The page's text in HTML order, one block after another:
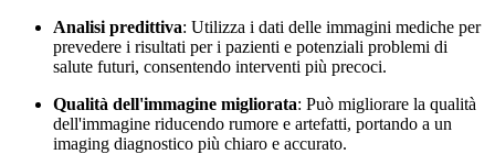
Analisi predittiva: Utilizza i dati delle immagini mediche per
prevedere i risultati per i pazienti e potenziali problemi di
salute futuri, consentendo interventi più precoci.
Qualità dell'immagine migliorata: Può migliorare la qualità
dell'immagine riducendo rumore e artefatti, portando a un
imaging diagnostico più chiaro e accurato.